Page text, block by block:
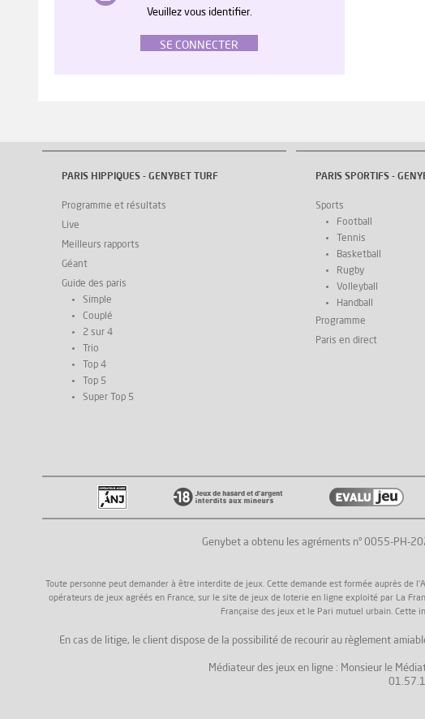
Veuillez vous identifier.
SE CONNECTER
PARIS HIPPIQUES - GENYBET TURF
Programme et résultats
Live
Meilleurs rapports
Géant
Guide des paris
Simple
Couplé
2 sur 4
Trio
Top 4
Top 5
Super Top 5
PARIS SPORTIFS -
Sports
Football
Tennis
Basketball
Rugby
Volleyball
Handball
Programme
Paris en direct
Genybet a obtenu les agréments n° 0055-PH-
Toute personne peut demander à être interdite de jeux. Cette demande est formée auprès
opérateurs de jeux agréés en France, sur le site de jeux de loterie en ligne exploité par La
Française des jeux et le Pari mutuel urbain. Cette
En cas de litige, le client dispose de la possibilité de recourir au règlement
Médiateur des jeux en ligne : Monsieur le